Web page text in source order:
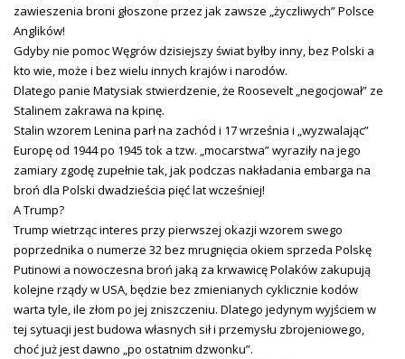
zawieszenia broni głoszone przez jak zawsze „życzliwych” Polsce
Anglików!
Gdyby nie pomoc Węgrów dzisiejszy świat byłby inny, bez Polski a
kto wie, może i bez wielu innych krajów i narodów.
Dlatego panie Matysiak stwierdzenie, że Roosevelt „negocjował” ze
Stalinem zakrawa na kpinę.
Stalin wzorem Lenina parł na zachód i 17 września i „wyzwalając”
Europę od 1944 po 1945 tok a tzw. „mocarstwa” wyraziły na jego
zamiary zgodę zupełnie tak, jak podczas nakładania embarga na
broń dla Polski dwadzieścia pięć lat wcześniej!
A Trump?
Trump wietrząc interes przy pierwszej okazji wzorem swego
poprzednika o numerze 32 bez mrugnięcia okiem sprzeda Polskę
Putinowi a nowoczesna broń jaką za krwawicę Polaków zakupują
kolejne rządy w USA, będzie bez zmienianych cyklicznie kodów
warta tyle, ile złom po jej zniszczeniu. Dlatego jedynym wyjściem w
tej sytuacji jest budowa własnych sił i przemysłu zbrojeniowego,
choć już jest dawno „po ostatnim dzwonku”.